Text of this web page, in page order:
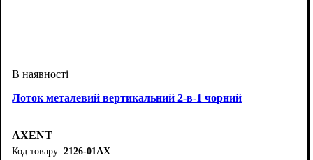
Лоток металевий вертикальний 2-в-1 чорний
AXENT
2126-01АХ